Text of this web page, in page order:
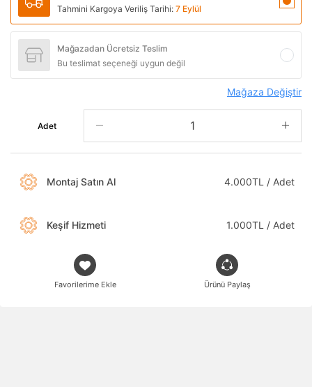
Tahmini Kargoya Veriliş Tarihi: 7 Eylül
Mağazadan Ücretsiz Teslim
Bu teslimat seçeneği uygun değil
Mağaza Değiştir
Adet
Montaj Satın Al 4.000TL / Adet
Keşif Hizmeti 1.000TL / Adet
Favorilerime Ekle Ürünü Paylaş